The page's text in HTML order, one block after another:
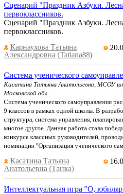
Сценарий "Праздник Азбуки.
первоклассников.
Сценарий "Праздник Азбуки.
первоклассников.
Карнаухова Татьяна
Александровна (Tatiana88)
Система ученического
Касатина Татьяна Анатольевна, МСОУ
Московской обл.
Система ученического самоуправления
9 классов в рамках одной школы. В
структура, система управления,
многое другое. Данная работа стала
конкурсе классных руководителей,
номинации "Организация ученического
Касатина Татьяна
Анатольевна (Танка)
Интеллектуальная игра "О,